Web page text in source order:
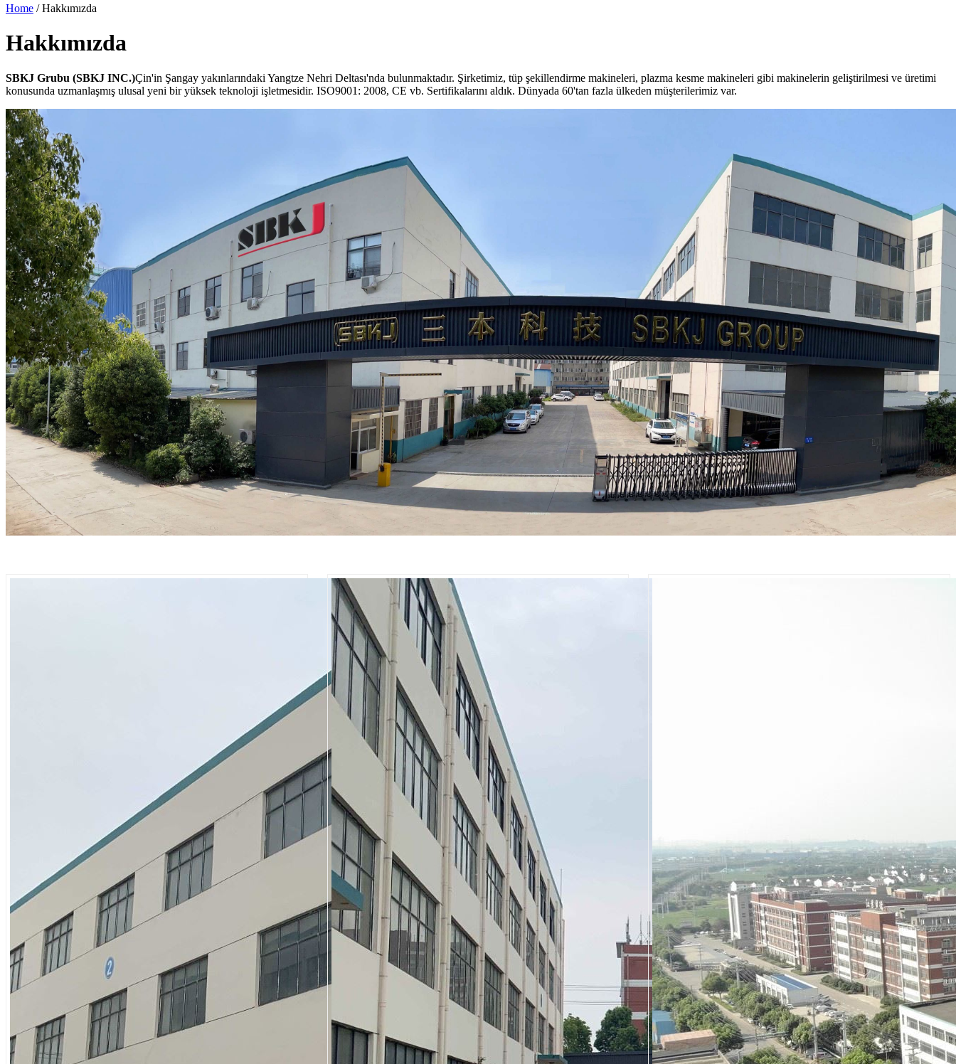
Home / Hakkımızda
Hakkımızda
SBKJ Grubu (SBKJ INC.)Çin'in Şangay yakınlarındaki Yangtze Nehri Deltası'nda bulunmaktadır. Şirketimiz, tüp şekillendirme makineleri, plazma kesme makineleri gibi makinelerin geliştirilmesi ve üretimi
konusunda uzmanlaşmış ulusal yeni bir yüksek teknoloji işletmesidir. ISO9001: 2008, CE vb. Sertifikalarını aldık. Dünyada 60'tan fazla ülkeden müşterilerimiz var.